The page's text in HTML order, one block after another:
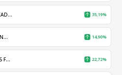
35,19%
14,90%
F... 22,72%